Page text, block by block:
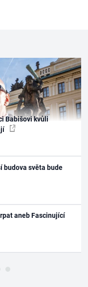
Babišovi kvůli
budova světa bude
aneb Fascinující